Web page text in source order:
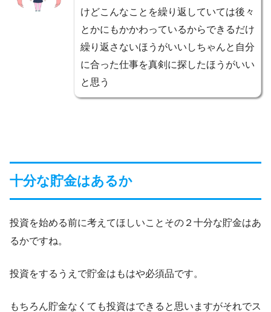
けどこんなことを繰り返していては後々
とかにもかかわっているからできるだけ
繰り返さないほうがいいしちゃんと自分
に合った仕事を真剣に探したほうがいい
と思う
十分な貯金はあるか
投資を始める前に考えてほしいことその２十分な貯金はあ
るかですね。
投資をするうえで貯金はもはや必須品です。
もちろん貯金なくても投資はできると思いますがそれでス